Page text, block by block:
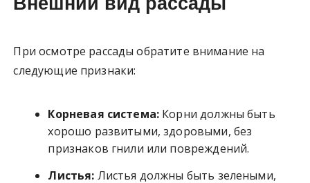
При осмотре рассады обратите внимание на
следующие признаки:
Корневая система: Корни должны быть
хорошо развитыми, здоровыми, без
признаков гнили или повреждений.
Листья: Листья должны быть зелеными,